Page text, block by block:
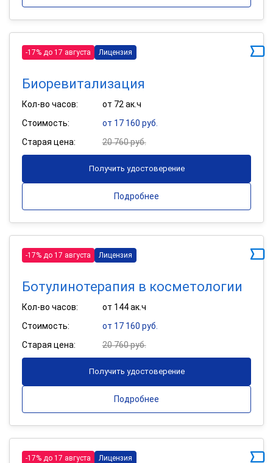
-17% до 17 августа Лицензия
Биоревитализация
Кол-во часов:
от 72 ак.ч
Стоимость:
от 17 160 руб.
Старая цена:
20 760 руб.
Получить удостоверение
Подробнее
-17% до 17 августа Лицензия
Ботулинотерапия в косметологии
Кол-во часов:
от 144 ак.ч
Стоимость:
от 17 160 руб.
Старая цена:
20 760 руб.
Получить удостоверение
Подробнее
-17% до 17 августа Лицензия